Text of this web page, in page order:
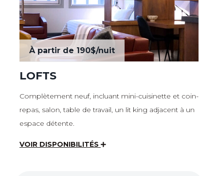
À partir de 190$/nuit
LOFTS
Complètement neuf, incluant mini-cuisinette et coin-
repas, salon, table de travail, un lit king adjacent à un
espace détente.
VOIR DISPONIBILITÉS